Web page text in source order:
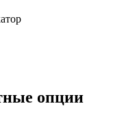
опции